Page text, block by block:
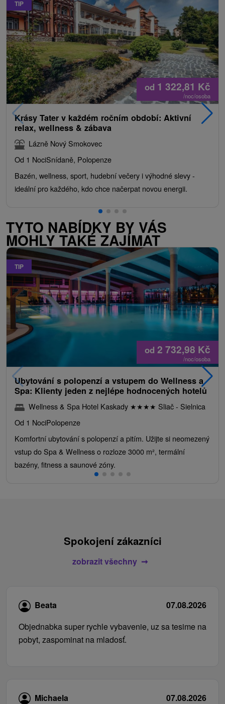
TIP
od 1 322,81 Kč
/noc/osoba
Krásy Tater v každém ročním období: Aktivní
relax, wellness & zábava
Lázně Nový Smokovec
Od 1 NociSnídaně, Polopenze
Bazén, wellness, sport, hudební večery i výhodné slevy -
ideální pro každého, kdo chce načerpat novou energii.
TYTO NABÍDKY BY VÁS
MOHLY TAKÉ ZAJÍMAT
TIP
od 2 732,98 Kč
/noc/osoba
Ubytování s polopenzí a vstupem do Wellness a
Spa: Klienty jeden z nejlépe hodnocených hotelů
Wellness & Spa Hotel Kaskady ★★★★ Sliač - Sielnica
Od 1 NociPolopenze
Komfortní ubytování s polopenzí a pitím. Užijte si neomezený
vstup do Spa & Wellness o rozloze 3000 m², termální
bazény, fitness a saunové zóny.
Spokojení zákazníci
zobrazit všechny
Beata
07.08.2026
Objednabka super rychle vybavenie, uz sa tesime na
pobyt, zaspominat na mladosť.
Michaela
07.08.2026